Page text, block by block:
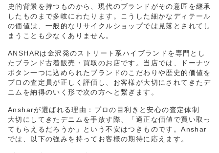
史的背景を持つものから、現代のブランドがその意匠を継承
したものまで多岐にわたります。こうした細かなディテール
の価値は、一般的なリサイクルショップでは見落とされてし
まうことも少なくありません。
ANSHARは金沢発のストリート系ハイブランドを専門とし
たブランド古着販売・買取のお店です。当店では、ドーナツ
ボタン一つに込められたブランドのこだわりや歴史的価値を
プロの査定員が正しく評価し、お客様が大切にされてきたデ
ニムを納得のいく形で次の方へと繋ぎます。
Ansharが選ばれる理由：プロの目利きと安心の査定体制
大切にしてきたデニムを手放す際、「適正な価値で買い取っ
てもらえるだろうか」という不安はつきものです。Anshar
では、以下の強みを持ってお客様の期待に応えます。